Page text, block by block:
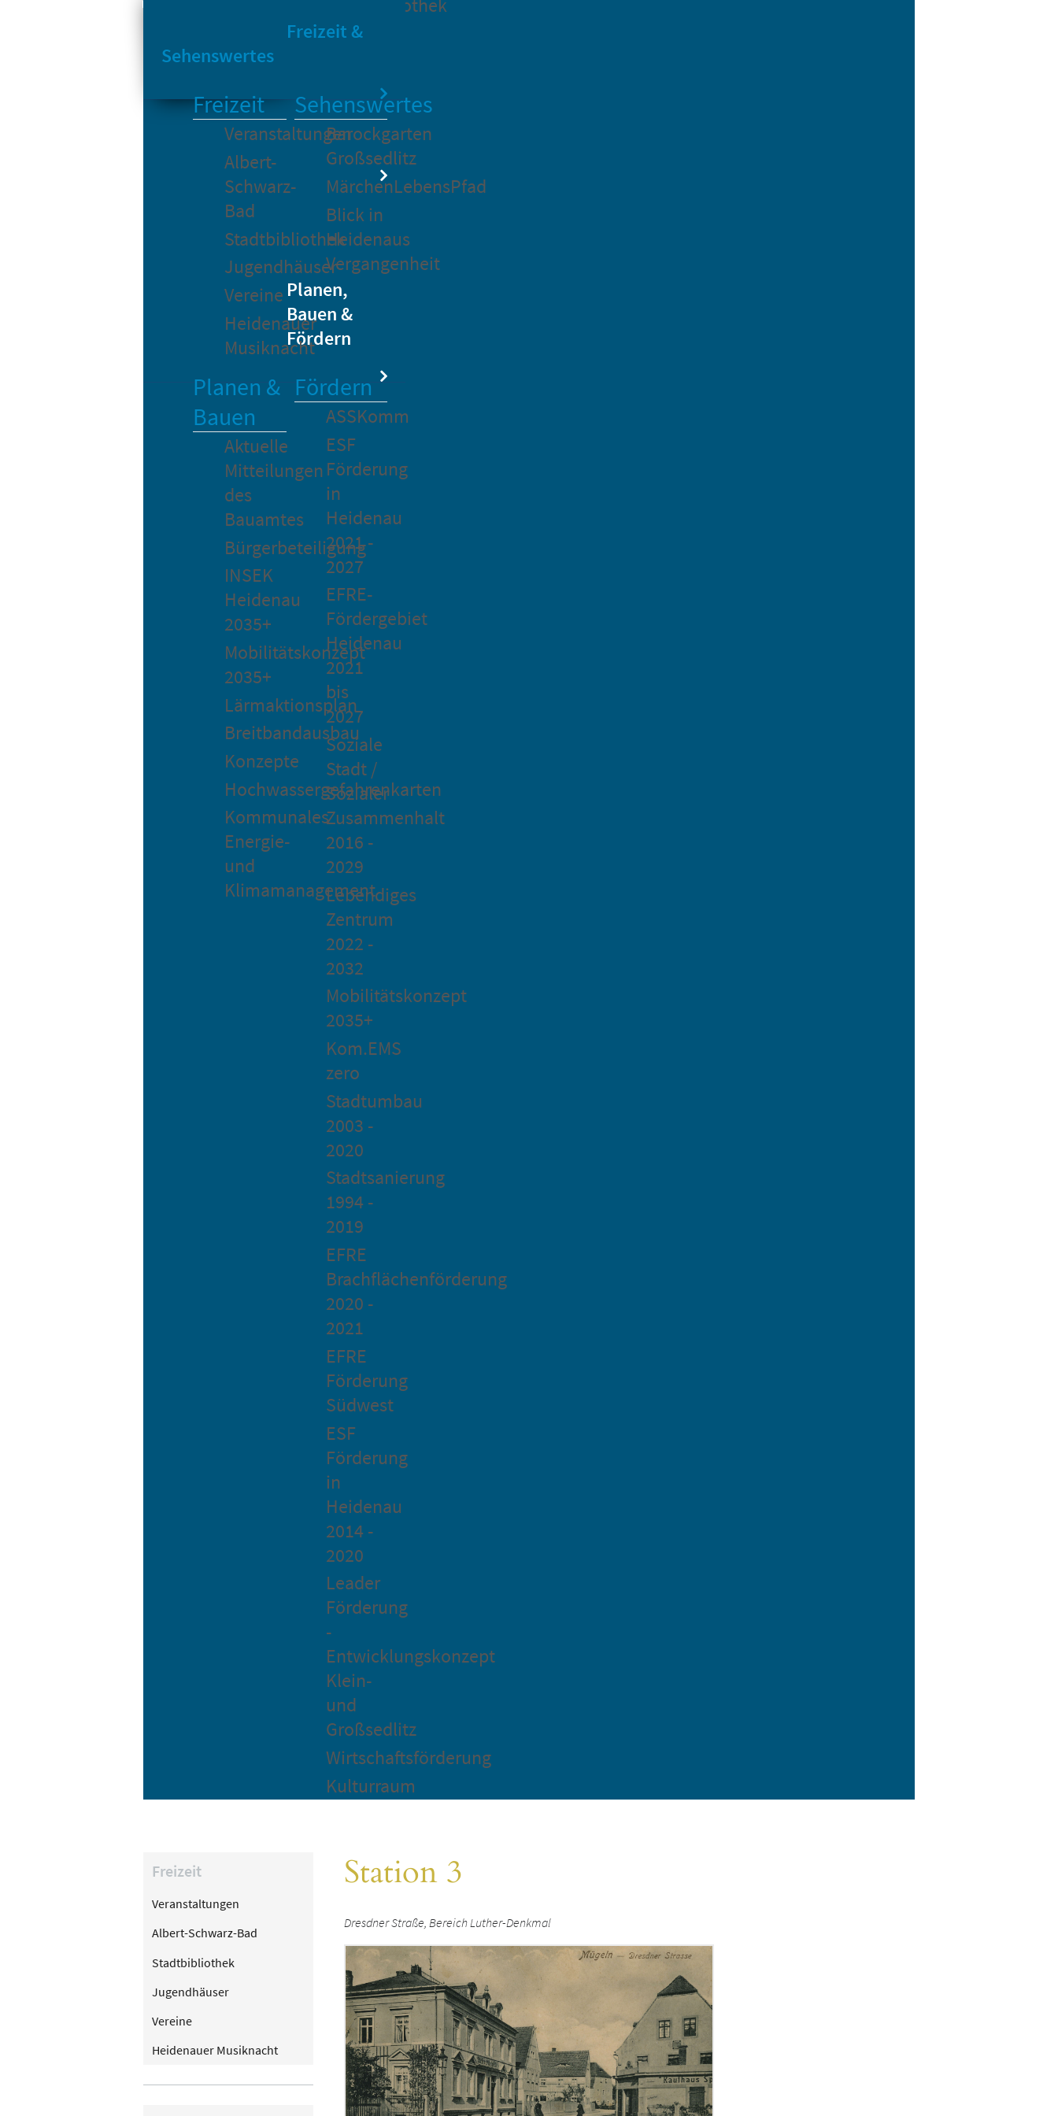
Bikesharing
Stadtbibliothek
Freizeit &
Sehenswertes
Freizeit
Veranstaltungen
Albert-
Schwarz-
Bad
Stadtbibliothek
Jugendhäuser
Vereine
Heidenauer
Musiknacht
Sehenswertes
Barockgarten
Großsedlitz
MärchenLebensPfad
Blick in
Heidenaus
Vergangenheit
Planen,
Bauen &
Fördern
Planen &
Bauen
Aktuelle
Mitteilungen
des
Bauamtes
Bürgerbeteiligung
INSEK
Heidenau
2035+
Mobilitätskonzept
2035+
Lärmaktionsplan
Breitbandausbau
Konzepte
Hochwassergefahrenkarten
Kommunales
Energie-
und
Klimamanagement
Fördern
ASSKomm
ESF
Förderung
in
Heidenau
2021 -
2027
EFRE-
Fördergebiet
Heidenau
2021
bis
2027
Soziale
Stadt /
Sozialer
Zusammenhalt
2016 -
2029
Lebendiges
Zentrum
2022 -
2032
Mobilitätskonzept
2035+
Kom.EMS
zero
Stadtumbau
2003 -
2020
Stadtsanierung
1994 -
2019
EFRE
Brachflächenförderung
2020 -
2021
EFRE
Förderung
Südwest
ESF
Förderung
in
Heidenau
2014 -
2020
Leader
Förderung
-
Entwicklungskonzept
Klein-
und
Großsedlitz
Wirtschaftsförderung
Kulturraum
Freizeit
Veranstaltungen
Albert-Schwarz-Bad
Stadtbibliothek
Jugendhäuser
Vereine
Heidenauer Musiknacht
Station 3
Dresdner Straße, Bereich Luther-Denkmal